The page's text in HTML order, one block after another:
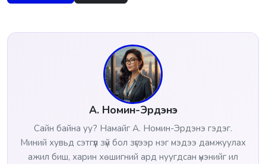
А. Номин-Эрдэнэ
Сайн байна уу? Намайг А. Номин-Эрдэнэ гэдэг.
Миний хувьд сэтгүүл зүй бол зүгээр нэг мэдээ дамжуулах
ажил биш, харин хөшигний ард нуугдсан үнэнийг ил